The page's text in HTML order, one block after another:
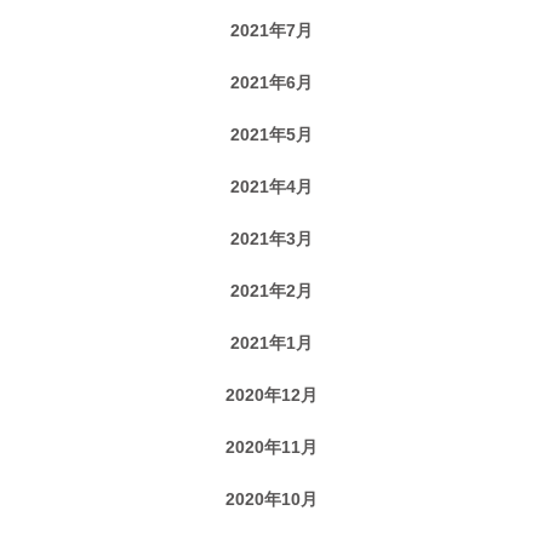
2021年7月
2021年6月
2021年5月
2021年4月
2021年3月
2021年2月
2021年1月
2020年12月
2020年11月
2020年10月